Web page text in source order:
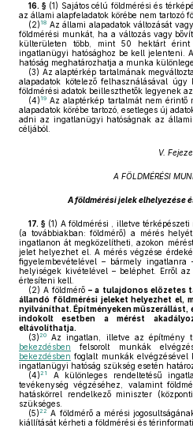
16. § (1) Sajátos célú földmérési és
az állami alapfeladatok körébe nem tartozó
(2) 18 Az állami alapadatok változását
földmérési munkát, ha a változás vagy
külterületen több, mint 50 hektárt
ingatlanügyi hatósághoz be kell jelenteni.
hatóság meghatározhatja a munka
(3) Az alaptérkép tartalmának
alapadatok kötelező felhasználásával
földmérési adatok beilleszthetők legyenek
(4) 19 Az alaptérkép tartalmát nem
alapadatok körébe tartozó, esetleges új
adni az ingatlanügyi hatóságnak az
céljából.
V.
A FÖLDMÉRÉSI
A földmérési jelek elhelyezése
17. § (1) A földmérési , illetve
(a továbbiakban: földmérő) a mérés
ingatlanon át megközelítheti, azokon
jelet helyezhet el. A mérés végzése
figyelembevételével – bármely
helyiségek kivételével – beléphet. Erről
értesíteni kell.
(2) A földmérő– a tulajdonos előzetes
állandó földmérési jeleket helyezhet el,
nyilváníthat. Építményeken
indokolt esetben a mérést
eltávolíthatja.
(3)20 Az ingatlan, illetve az építmény
bekezdésben felsorolt munkák
bekezdésben foglalt munkák elvégzésével
ingatlanügyi hatóság szükség esetén
(4)21
A különleges rendeltetésű
tevékenység végzéséhez, valamint
hatáskörrel rendelkező miniszter
szükséges.
(5)22 A földmérő a mérési
kiállítását kérheti a földmérési és